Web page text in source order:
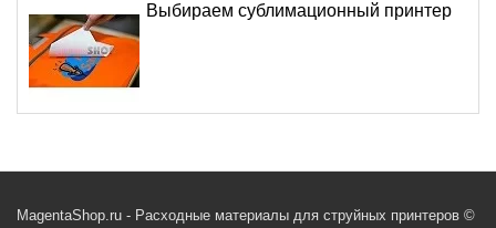
Выбираем сублимационный принтер
MagentaShop.ru - Расходные материалы для струйных принтеров ©